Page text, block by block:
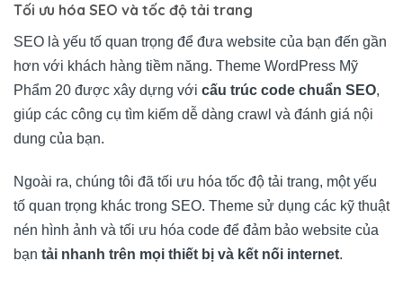
Tối ưu hóa SEO và tốc độ tải trang
SEO là yếu tố quan trọng để đưa website của bạn đến gần
hơn với khách hàng tiềm năng. Theme WordPress Mỹ
Phẩm 20 được xây dựng với cấu trúc code chuẩn SEO,
giúp các công cụ tìm kiếm dễ dàng crawl và đánh giá nội
dung của bạn.
Ngoài ra, chúng tôi đã tối ưu hóa tốc độ tải trang, một yếu
tố quan trọng khác trong SEO. Theme sử dụng các kỹ thuật
nén hình ảnh và tối ưu hóa code để đảm bảo website của
bạn tải nhanh trên mọi thiết bị và kết nối internet.